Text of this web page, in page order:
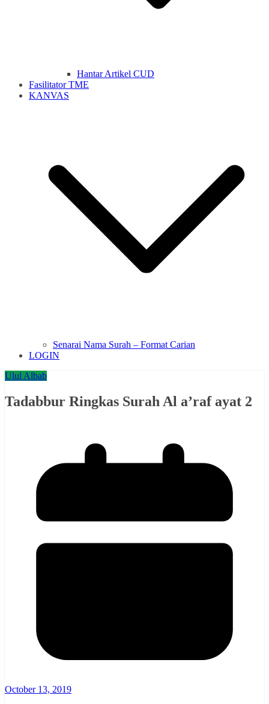
Hantar Artikel CUD
Fasilitator TME
KANVAS
Senarai Nama Surah – Format Carian
LOGIN
Ulul Albab
Tadabbur Ringkas Surah Al a’raf ayat 2
October 13, 2019